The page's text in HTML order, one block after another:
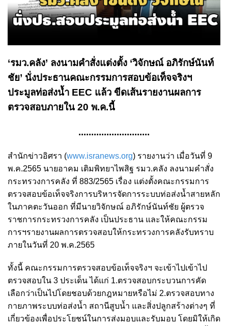
‘รมว.คลัง’ ลงนามคำสั่งแต่งตั้ง ‘วิจักษณ์ อภิรักษ์นันท์
ชัย’ นั่งประธานคณะกรรมการสอบข้อเท็จจริงฯ
ประมูลท่อส่งน้ำ EEC แล้ว ขีดเส้นรายงานผลการ
ตรวจสอบภายใน 20 พ.ค.นี้
............................
สำนักข่าวอิศรา (www.isranews.org) รายงานว่า เมื่อวันที่ 9
พ.ค.2565 นายอาคม เติมพิทยาไพสิฐ รมว.คลัง ลงนามคำสั่ง
กระทรวงการคลัง ที่ 883/2565 เรื่อง แต่งตั้งคณะกรรมการ
ตรวจสอบข้อเท็จจริงการบริหารจัดการระบบท่อส่งน้ำสายหลัก
ในภาคตะวันออก ที่มีนายวิจักษณ์ อภิรักษ์นันท์ชัย ผู้ตรวจ
ราชการกระทรวงการคลัง เป็นประธาน และให้คณะกรรม
การฯรายงานผลการตรวจสอบให้กระทรวงการคลังรับทราบ
ภายในวันที่ 20 พ.ค.2565
ทั้งนี้ คณะกรรมการตรวจสอบข้อเท็จจริงฯ จะเข้าไปเข้าไป
ตรวจสอบใน 3 ประเด็น ได้แก่ 1.ตรวจสอบกระบวนการคัด
เลือกว่าเป็นไปโดยชอบด้วยกฎหมายหรือไม่ 2.ตรวจสอบทาง
กายภาพระบบท่อส่งน้ำ สถานีสูบน้ำ และสิ่งปลูกสร้างต่างๆ ที่
เกี่ยวข้องเพื่อประโยชน์ในการส่งมอบและรับมอบ โดยมิให้เกิด